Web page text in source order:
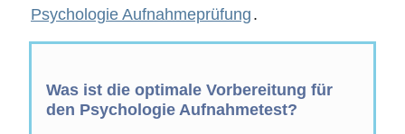
Psychologie Aufnahmeprüfung .
Was ist die optimale Vorbereitung für
den Psychologie Aufnahmetest?